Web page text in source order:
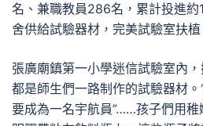
名、兼職教員286名，累計投進
舍供給試驗器材，完美試驗室扶植
張廣廟鎮第一小學迷信試驗室內
都是師生們一路制作的試驗器材。
要成為一名宇航員”……孩子們用